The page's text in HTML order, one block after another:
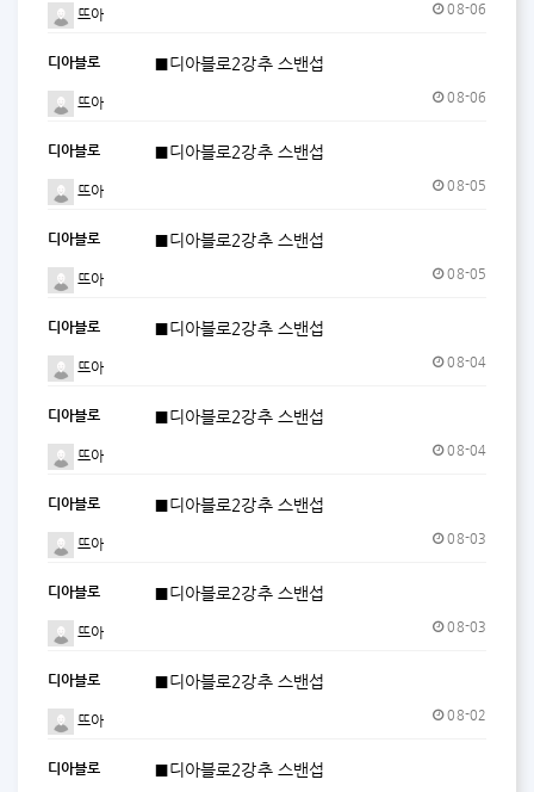
뜨아 08-06
디아블로 ■디아블로2강추 스밴섭
뜨아 08-06
디아블로 ■디아블로2강추 스밴섭
뜨아 08-05
디아블로 ■디아블로2강추 스밴섭
뜨아 08-05
디아블로 ■디아블로2강추 스밴섭
뜨아 08-04
디아블로 ■디아블로2강추 스밴섭
뜨아 08-04
디아블로 ■디아블로2강추 스밴섭
뜨아 08-03
디아블로 ■디아블로2강추 스밴섭
뜨아 08-03
디아블로 ■디아블로2강추 스밴섭
뜨아 08-02
디아블로 ■디아블로2강추 스밴섭